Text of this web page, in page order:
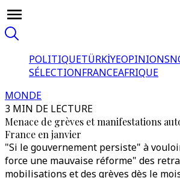
POLITIQUETÜRKİYEOPINIONS
SÉLECTIONFRANCEAFRIQUE
MONDE
3 MIN DE LECTURE
Menace de grèves et manifestations
France en janvier
"Si le gouvernement persiste" à
force une mauvaise réforme" des
mobilisations et des grèves dès le